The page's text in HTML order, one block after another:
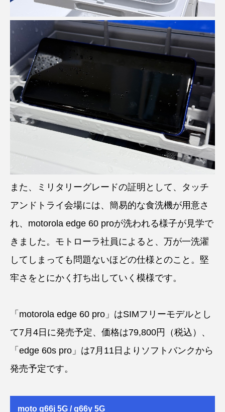
また、ミリタリーグレードの証明として、タッチ
アンドトライ会場には、簡易的な食洗機が用意さ
れ、motorola edge 60 proが洗われる様子が見学で
きました。モトローラ社員によると、万が一洗濯
してしまっても問題ないほどの仕様とのこと。堅
牢さをとにかく打ち出していく模様です。
「motorola edge 60 pro」はSIMフリーモデルとし
て7月4日に発売予定、価格は79,800円（税込）、
「edge 60s pro」は7月11日よりソフトバンクから
発売予定です。
moto g66j 5G / g66y 5G